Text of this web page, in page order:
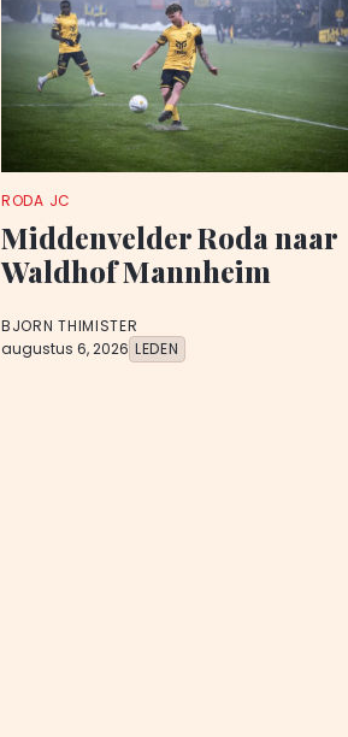
RODA JC
Middenvelder Roda naar
Waldhof Mannheim
BJORN THIMISTER
augustus 6, 2026 LEDEN